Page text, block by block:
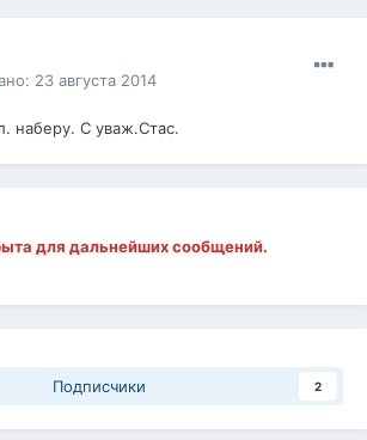
23 августа 2014
наберу. С уваж.Стас.
для дальнейших сообщений.
Подписчики 2